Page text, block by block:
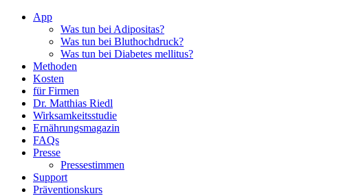
App
Was tun bei Adipositas?
Was tun bei Bluthochdruck?
Was tun bei Diabetes mellitus?
Methoden
Kosten
für Firmen
Dr. Matthias Riedl
Wirksamkeitsstudie
Ernährungsmagazin
FAQs
Presse
Pressestimmen
Support
Präventionskurs